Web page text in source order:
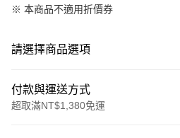
※ 本商品不適用折價券
請選擇商品選項
付款與運送方式
超取滿NT$1,380免運